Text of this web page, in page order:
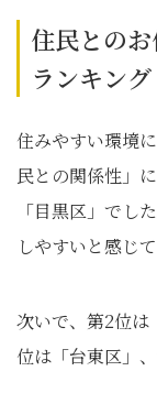
住民との
ランキング
住みやすい環境
民との関係性」
「目黒区」でし
しやすいと感じ
次いで、第2位は
位は「台東区」